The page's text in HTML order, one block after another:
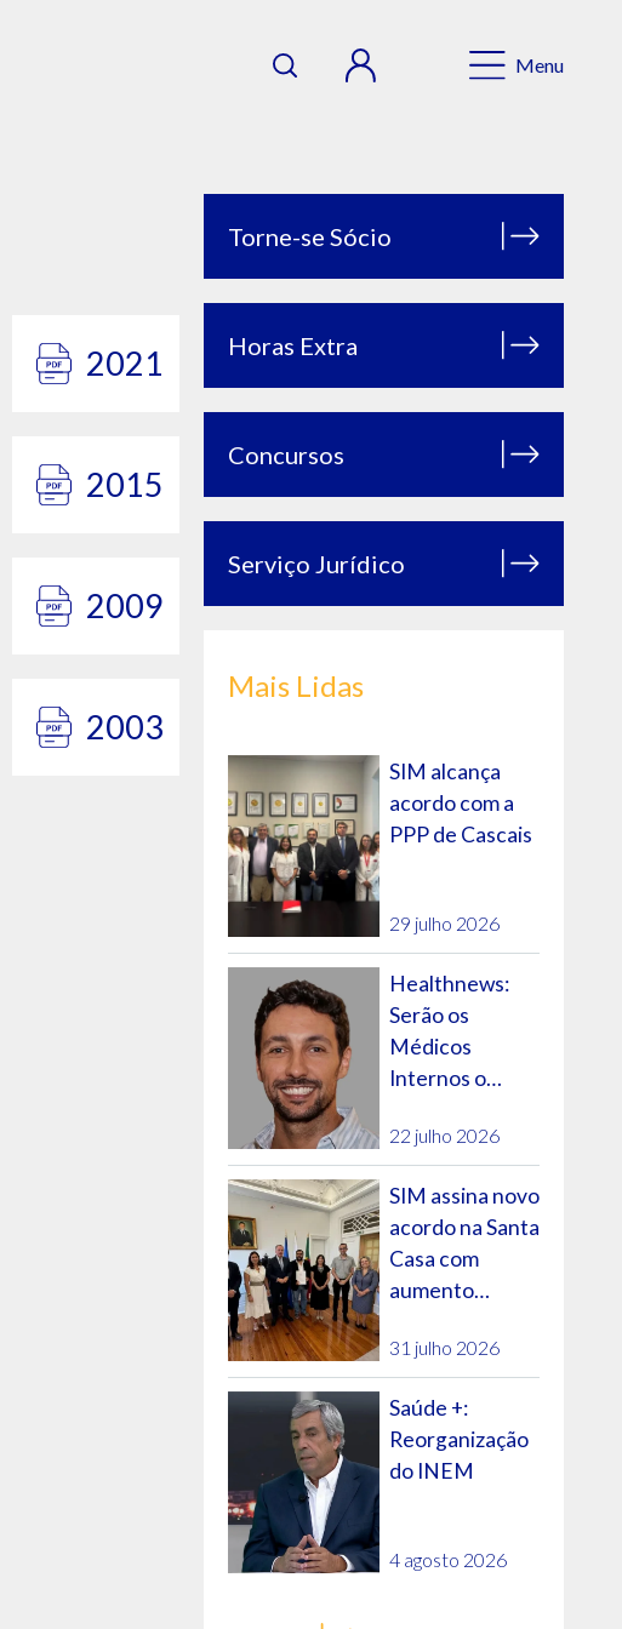
Menu
2021
2015
2009
2003
Torne-se Sócio
Horas Extra
Concursos
Serviço Jurídico
Mais Lidas
SIM alcança
acordo com a
PPP de Cascais
29 julho 2026
Healthnews:
Serão os
Médicos
Internos o
22 julho 2026
SIM assina novo
acordo na Santa
Casa com
aumento
evolução na
carreira
31 julho 2026
Saúde +:
Reorganização
do INEM
4 agosto 2026